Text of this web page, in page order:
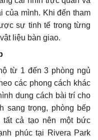
của mình. Khi đến tham
sự tinh tế trong từng
liệu bàn giao.
từ 1 đến 3 phòng ngủ
các phong cách khác
dung cách bài trí cho
sang trọng, phòng bếp
cả tạo nên một bức
phúc tại Rivera Park